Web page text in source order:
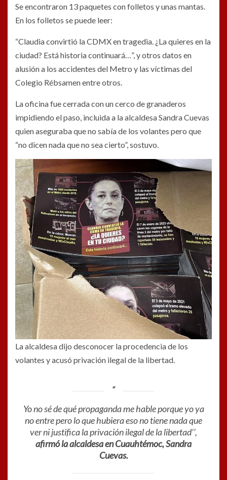
Se encontraron 13 paquetes con folletos y unas mantas.
En los folletos se puede leer:
“Claudia convirtió la CDMX en tragedia. ¿La quieres en la
ciudad? Está historia continuará…”, y otros datos en
alusión a los accidentes del Metro y las víctimas del
Colegio Rébsamen entre otros.
La oficina fue cerrada con un cerco de granaderos
impidiendo el paso, incluida a la alcaldesa Sandra Cuevas
quien aseguraba que no sabía de los volantes pero que
“no dicen nada que no sea cierto”, sostuvo.
La alcaldesa dijo desconocer la procedencia de los
volantes y acusó privación ilegal de la libertad.
Yo no sé de qué propaganda me hable porque yo ya
no entre pero lo que hubiera eso no tiene nada que
ver ni justifica la privación ilegal de la libertad’’,
afirmó la alcaldesa en Cuauhtémoc, Sandra
Cuevas.